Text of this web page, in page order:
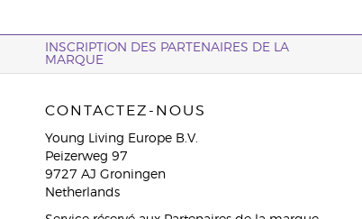
INSCRIPTION DES PARTENAIRES DE LA
MARQUE
CONTACTEZ-NOUS
Young Living Europe B.V.
Peizerweg 97
9727 AJ Groningen
Netherlands